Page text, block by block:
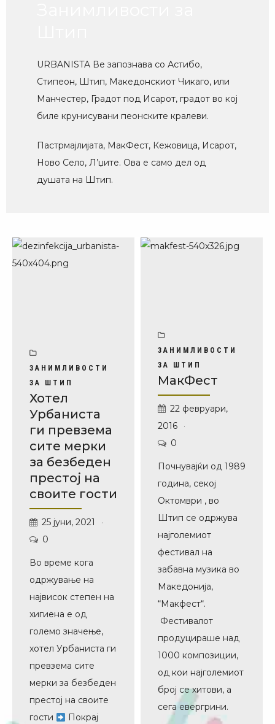
URBANISTA Ве запознава со Астибо,
Стипеон, Штип, Македонскиот Чикаго, или
Манчестер, Градот под Исарот, градот во кој
биле крунисувани пеонските кралеви.
Пастрмајлијата, МакФест, Кежовица, Исарот,
Ново Село, Л’џите. Ова е само дел од
душата на Штип.
ЗАНИМЛИВОСТИ
ЗА ШТИП
Хотел
Урбаниста
ги превзема
сите мерки
за безбеден
престој на
своите гости
25 јуни, 2021
0
Во време кога
одржување на
највисок степен на
хигиена е од
големо значење,
хотел Урбаниста ги
превзема сите
мерки за безбеден
престој на своите
гости
Покрај
ЗАНИМЛИВОСТИ
ЗА ШТИП
МакФест
22 февруари,
2016
0
Почнувајќи од 1989
година, секој
Oктомври , во
Штип се одржува
најголемиот
фестивал на
забавна музика во
Македонија,
“Макфест“.
Фестивалот
продуцираше над
1000 композиции,
од кои најголемиот
број се хитови, а
сега евергрини.